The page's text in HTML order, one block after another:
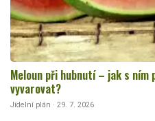
Meloun při hubnutí – jak s ním
vyvarovat?
Jídelní plán · 29. 7. 2026